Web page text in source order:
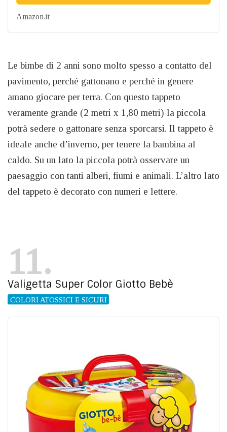
Amazon.it
Le bimbe di 2 anni sono molto spesso a contatto del
pavimento, perché gattonano e perché in genere
amano giocare per terra. Con questo tappeto
veramente grande (2 metri x 1,80 metri) la piccola
potrà sedere o gattonare senza sporcarsi. Il tappeto è
ideale anche d’inverno, per tenere la bambina al
caldo. Su un lato la piccola potrà osservare un
paesaggio con tanti alberi, fiumi e animali. L’altro lato
del tappeto è decorato con numeri e lettere.
11
Valigetta Super Color Giotto Bebè
COLORI ATOSSICI E SICURI